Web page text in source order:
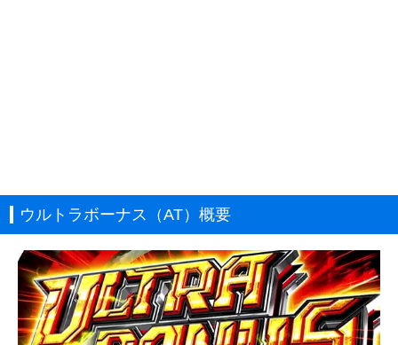
ウルトラボーナス（AT）概要